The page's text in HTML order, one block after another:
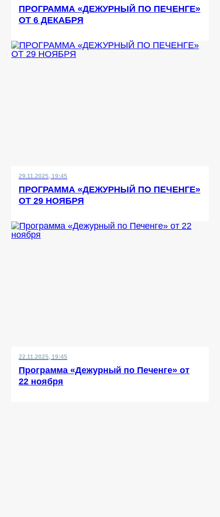
ПРОГРАММА «ДЕЖУРНЫЙ ПО ПЕЧЕНГЕ»
ОТ 6 ДЕКАБРЯ
29.11.2025, 19:45
ПРОГРАММА «ДЕЖУРНЫЙ ПО ПЕЧЕНГЕ»
ОТ 29 НОЯБРЯ
22.11.2025, 19:45
Программа «Дежурный по Печенге» от
22 ноября